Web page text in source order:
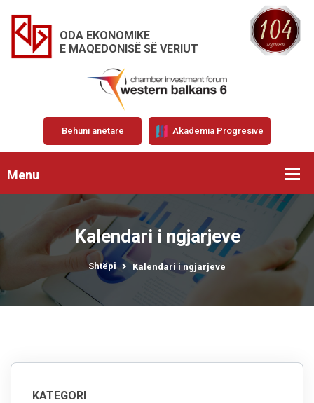
ODA EKONOMIKE
E MAQEDONISË SË VERIUT
Bëhuni anëtare Akademia Progresive
Menu
Kalendari i ngjarjeve
Shtëpi Kalendari i ngjarjeve
KATEGORI